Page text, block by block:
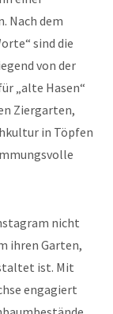
Nach dem
sind die
von der
„alte Hasen“
Ziergarten,
in Töpfen
nicht
ihren Garten,
ist. Mit
engagiert